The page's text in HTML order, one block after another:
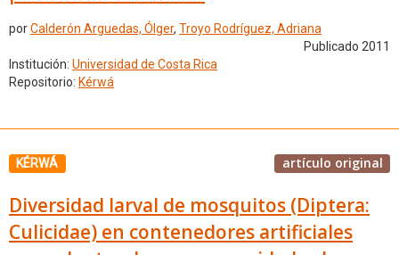
porCalderón Arguedas, Ólger, Troyo Rodríguez, Adriana
Publicado 2011
Institución: Universidad de Costa Rica
Repositorio: Kérwá
KÉRWÁ artículo original
Diversidad larval de mosquitos (Diptera:
Culicidae) en contenedores artificiales